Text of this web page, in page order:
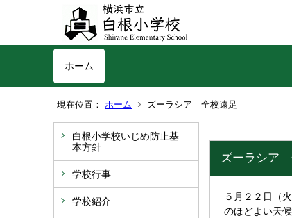
ホーム
現在位置： ホーム ズーラシア 全校遠足
白根小学校いじめ防止基
本方針
学校行事
学校紹介
ズーラシア
５月２２日（
のほどよい天